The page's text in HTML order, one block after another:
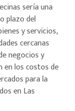
sería una
plazo del
y servicios,
cercanas
negocios y
en los costos de
para la
en Las